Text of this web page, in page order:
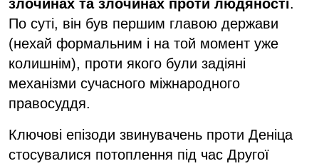
злочинах та злочинах проти людяності.
По суті, він був першим главою держави
(нехай формальним і на той момент уже
колишнім), проти якого були задіяні
механізми сучасного міжнародного
правосуддя.
Ключові епізоди звинувачень проти Деніца
стосувалися потоплення під час Другої